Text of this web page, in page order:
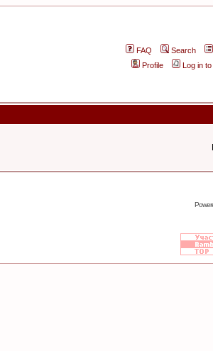
FAQ
Search
Profile
Log in